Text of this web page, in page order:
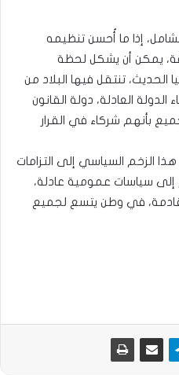
إذا ما أُحسن تنظيمه
يمكن أن يشكل لحظة
الحديث، تنتقل فيها البلاد من
العادلة، دولة القانون
بأنهم شركاء في القرار
الزخم السياسي إلى التزامات
إلى سياسات عمومية عادلة،
في وطن يتسع لجميع